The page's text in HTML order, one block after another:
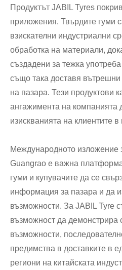
Продуктът JABIL Tyres
приложения. Твърдите гуми
взискателни индустриални
обработка на материали,
създадени за тежка
също така доставя
на пазара. Тези продуктови
ангажимента на компанията
изискванията на клиентите
Международното изложение
Guangrao е важна
гуми и купувачите да се
информация за пазара и да
възможности. За JABIL Tyre
възможност да демонстрира
възможности,
предимства в доставките в
региони на китайската